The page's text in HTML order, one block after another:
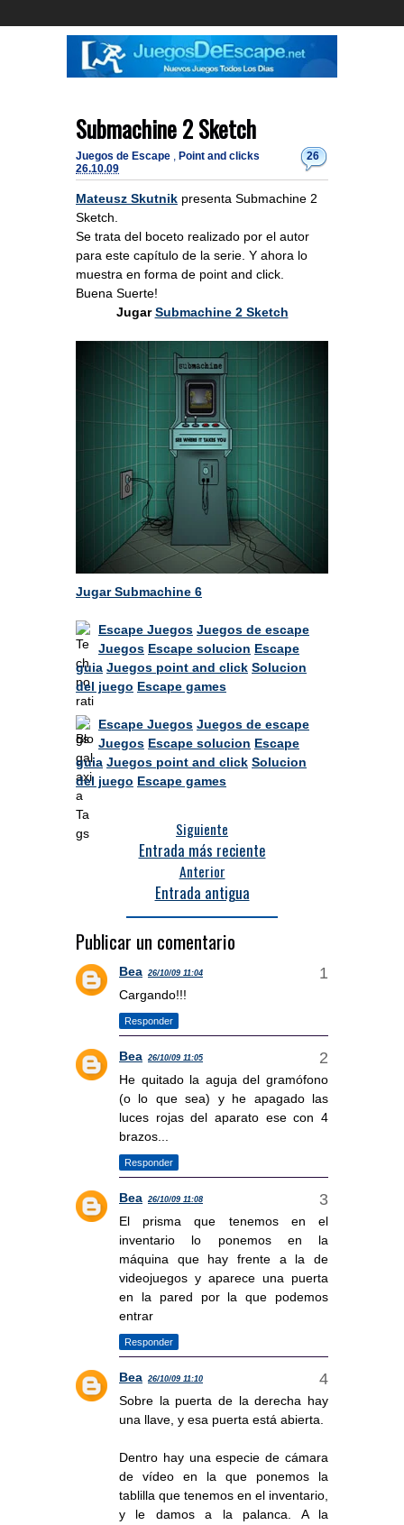
Submachine 2 Sketch
26
Juegos de Escape , Point and clicks
26.10.09
Mateusz Skutnik presenta Submachine 2
Sketch.
Se trata del boceto realizado por el autor
para este capítulo de la serie. Y ahora lo
muestra en forma de point and click.
Buena Suerte!
JugarSubmachine 2 Sketch
Jugar Submachine 6
Escape Juegos Juegos de escape
Juegos Escape solucion Escape
guia Juegos point and click Solucion
del juego Escape games
Escape Juegos Juegos de escape
Juegos Escape solucion Escape
guia Juegos point and click Solucion
del juego Escape games
Siguiente
Entrada más reciente
Anterior
Entrada antigua
Publicar un comentario
Bea 26/10/09 11:04
Cargando!!!
Responder
Bea 26/10/09 11:05
He quitado la aguja del gramófono
(o lo que sea) y he apagado las
luces rojas del aparato ese con 4
brazos...
Responder
Bea 26/10/09 11:08
El prisma que tenemos en el
inventario lo ponemos en la
máquina que hay frente a la de
videojuegos y aparece una puerta
en la pared por la que podemos
entrar
Responder
Bea 26/10/09 11:10
Sobre la puerta de la derecha hay
una llave, y esa puerta está abierta.
Dentro hay una especie de cámara
de vídeo en la que ponemos la
tablilla que tenemos en el inventario,
y le damos a la palanca. A la